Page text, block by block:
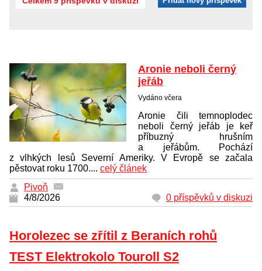
Aronie neboli černý
jeřáb
Vydáno včera
Aronie čili temnoplodec
neboli černý jeřáb je keř
příbuzný hrušním
a jeřábům. Pochází
z vlhkých lesů Severní Ameriky. V Evropě se začala
pěstovat roku 1700.... celý článek
Pivoň
4/8/2026
0 příspěvků v diskuzi
Horolezec se zřítil z Beraních rohů
TEST Elektrokolo Touroll S2